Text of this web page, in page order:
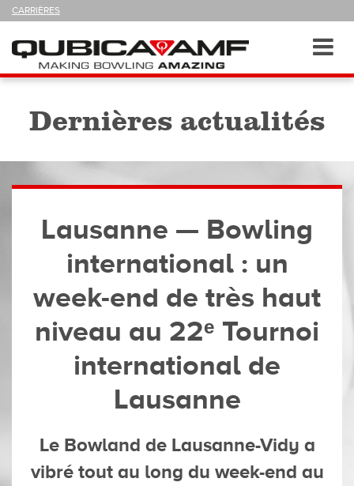
CARRIÈRES
NOUS
Navigation
Dernières actualités
Lausanne — Bowling
international : un
week-end de très haut
niveau au 22ᵉ Tournoi
international de
Lausanne
Le Bowland de Lausanne-Vidy a
vibré tout au long du week-end au